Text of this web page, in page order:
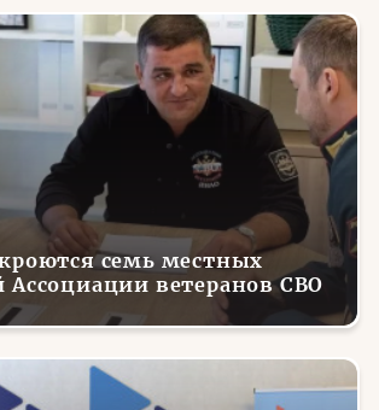
семь местных
Ассоциации ветеранов СВО